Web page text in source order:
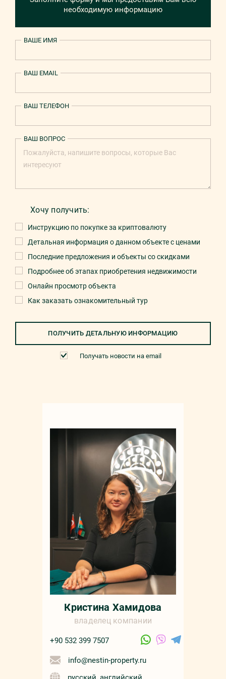
необходимую информацию
ВАШЕ ИМЯ
ВАШ EMAIL
ВАШ ТЕЛЕФОН
Хочу получить:
Инструкцию по покупке за криптовалюту
Детальная информация о данном объекте с ценами
Последние предложения и объекты со скидками
Подробнее об этапах приобретения недвижимости
Онлайн просмотр объекта
Как заказать ознакомительный тур
ВАШ ВОПРОС
ПОЛУЧИТЬ ДЕТАЛЬНУЮ ИНФОРМАЦИЮ
Получать новости на email
Кристина Хамидова
владелец компании
+90 532 399 7507
info@nestin-property.ru